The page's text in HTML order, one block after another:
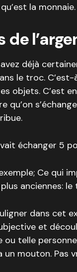
la monnaie.
de
déjà
le troc.
objets. C’est
qu’on
échanger 5
Ce qui
anciennes:
dans cet
et
ou telle
un mouton.